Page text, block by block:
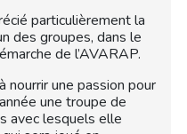
particulièrement la
des groupes, dans le
de l’AVARAP.
nourrir une passion pour
une troupe de
avec lesquels elle